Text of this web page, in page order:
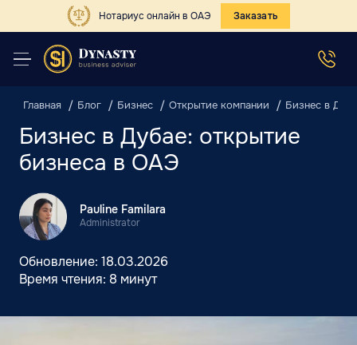
Нотариус онлайн в ОАЭ Заказать
Главная Блог Бизнес Открытие компании Бизнес в
Бизнес в Дубае: открытие
бизнеса в ОАЭ
Pauline Familara
Administrator
Обновление: 18.03.2026
Время чтения: 8 минут